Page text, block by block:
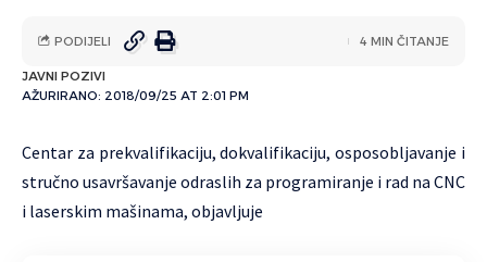
AŽURIRANO: 2018/09/25 AT 2:01 PM
JAVNI POZIVI
PODIJELI 4 MIN ČITANJE
Centar za prekvalifikaciju, dokvalifikaciju, osposobljavanje i
stručno usavršavanje odraslih za programiranje i rad na CNC
i laserskim mašinama, objavljuje